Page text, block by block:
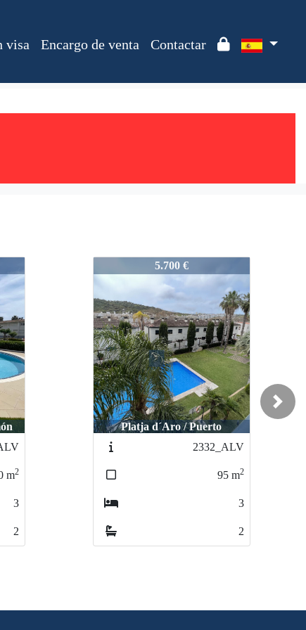
visa Encargo de venta Contactar
m2
3
2
5.700 €
Platja d´Aro / Puerto
2332_ALV
95 m2
3
2
Next